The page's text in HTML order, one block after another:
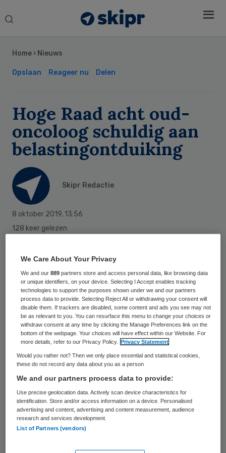
Search
Home › Nieuws
Opslaan Reageer nu Delen
Hoge Raad acht oud-
oncoloog schuldig aan
belastingontduiking
Skipr Redactie
8 oktober 2019, 13:56
128 keer gelezen
Oud-toparts Gerrit S. van het Erasmus MC
in Rotterdam moet definitief vijftien
maanden de cel in voor het oplichten van de
belastingdienst. Dat heeft de Hoge Raad
bepaald, zo melden het AD en RTV
Rijnmond. Ook moet de arts een half miljoen
euro terugbetalen.
De hoogleraar en oncoloog van Daniel den
Hoedkliniek sluisde in de jaren 80 en 90
miljoenen euro’s van farmaceutische
bedrijven door naar bankrekeningen in
Luxemburg. Volgens de rechter heeft de
man tussen de drie en vijf miljoen euro
Sidebar
We Care About Your Privacy
We and our889 partners store and access personal data, like browsing data
or unique identifiers, on your device. Selecting I Accept enables tracking
technologies to support the purposes shown under we and our partners
process data to provide. Selecting Reject All or withdrawing your consent will
disable them. If trackers are disabled, some content and ads you see may not
be as relevant to you. You can resurface this menu to change your choices or
withdraw consent at any time by clicking the Manage Preferences link on the
bottom of the webpage. Your choices will have effect within our Website. For
more details, refer to our Privacy Policy.
Privacy Statement
Would you rather not? Then we only place essential and statistical cookies,
these do not record any data about you as a person
We and our partners process data to provide:
Use precise geolocation data. Actively scan device characteristics for
identification. Store and/or access information on a device. Personalised
advertising and content, advertising and content measurement, audience
research and services development.
List of Partners (vendors)